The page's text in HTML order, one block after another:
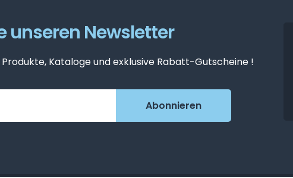
unseren Newsletter
Kataloge und exklusive Rabatt-Gutscheine !